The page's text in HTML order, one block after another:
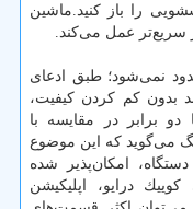
را باز كنید.ماشین
سریع‌تر عمل می‌كند.
نمی‌شود؛ طبق ادعای
بدون كم كردن كیفیت،
برابر در مقایسه با
می‌گوید كه این موضوع
امكان‌پذیر شده
درایو، اپلیكیشن